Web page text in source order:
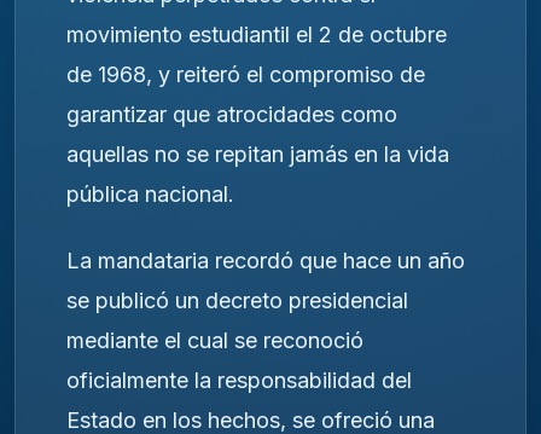
movimiento estudiantil el 2 de octubre
de 1968, y reiteró el compromiso de
garantizar que atrocidades como
aquellas no se repitan jamás en la vida
pública nacional.
La mandataria recordó que hace un año
se publicó un decreto presidencial
mediante el cual se reconoció
oficialmente la responsabilidad del
Estado en los hechos, se ofreció una